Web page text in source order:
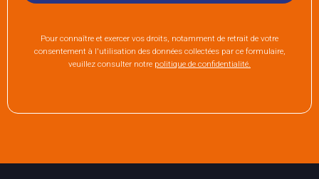
Pour connaître et exercer vos droits, notamment de retrait de votre
consentement à l'utilisation des données collectées par ce formulaire,
veuillez consulter notre politique de confidentialité.